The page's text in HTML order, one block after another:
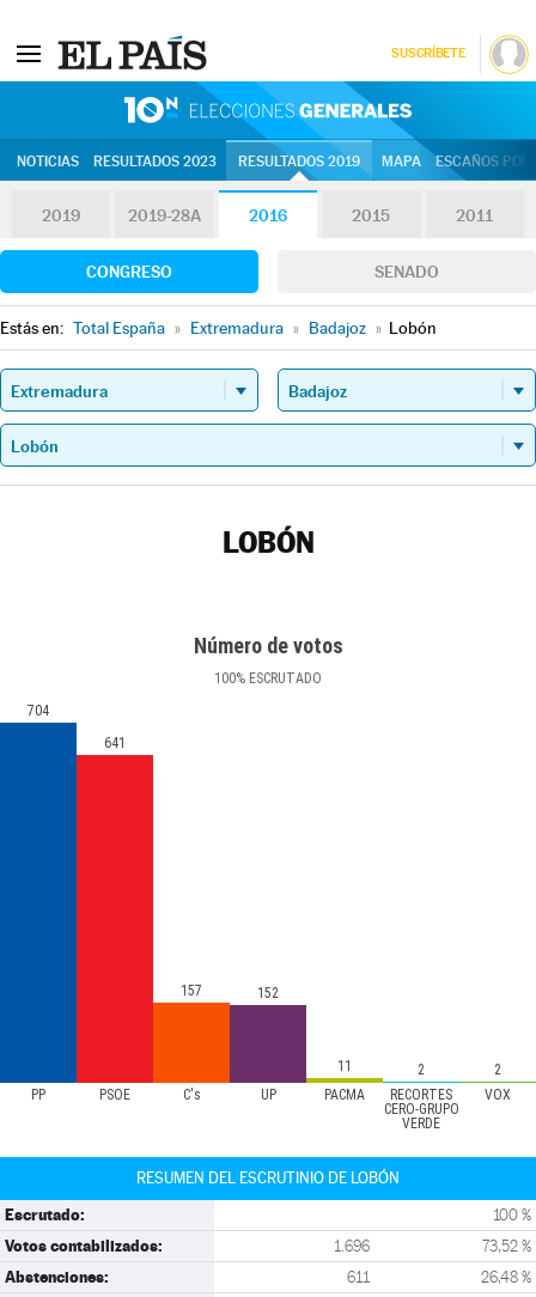
SUSCRÍBETE
NOTICIAS RESULTADOS 2023 RESULTADOS 2019 MAPA ESCAÑOS
2019 2019-28A 2016 2015 2011
CONGRESO SENADO
Estás en: Total España » Extremadura » Badajoz » Lobón
LOBÓN
Número de votos
100% ESCRUTADO
PP PSOE C's UP PACMA
RECORTES
CERO-GRUPO
VERDE
VOX
704
641
157 152
11 2 2
RESUMEN DEL ESCRUTINIO DE LOBÓN
Escrutado: 100 %
Votos contabilizados: 1.696 73,52 %
Abstenciones: 611 26,48 %